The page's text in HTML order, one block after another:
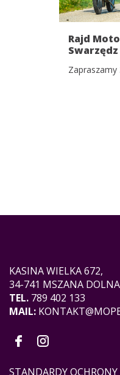
Rajd
Zapraszamy
KASINA WIELKA 672,
34-741 MSZANA DOLNA
TEL. 789 402 133
MAIL:
STANDARDY